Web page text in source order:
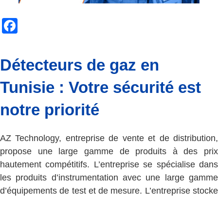
Détecteurs de gaz en
Tunisie : Votre sécurité est
notre priorité
AZ Technology, entreprise de vente et de distribution,
propose une large gamme de produits à des prix
hautement compétitifs. L’entreprise se spécialise dans
les produits d’instrumentation avec une large gamme
d’équipements de test et de mesure. L’entreprise stocke